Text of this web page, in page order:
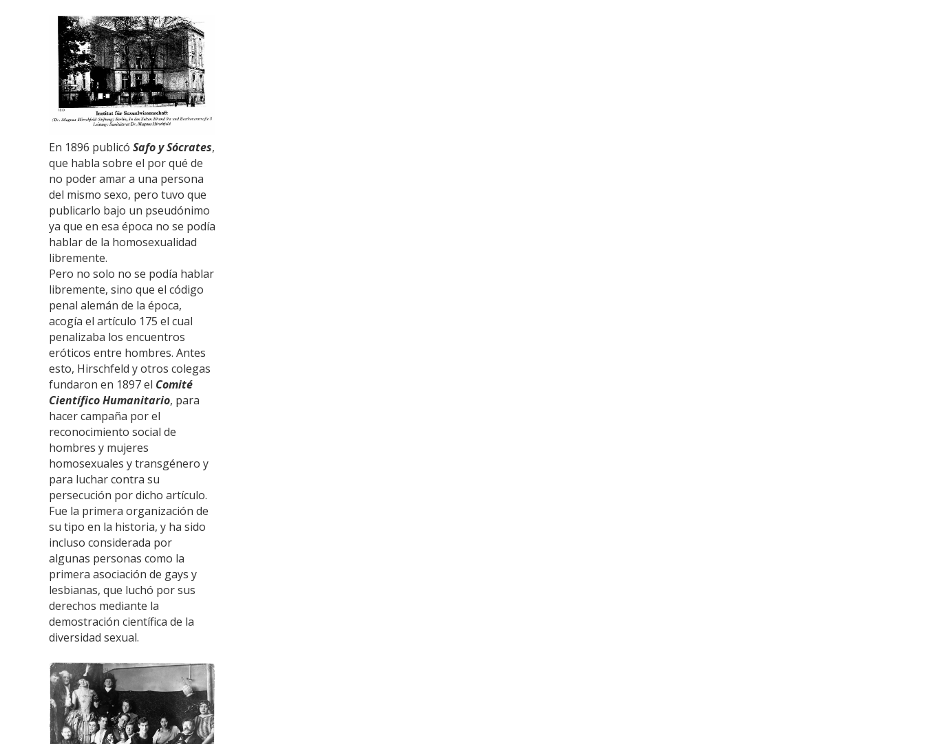
En 1896 publicó Safo y Sócrates,
que habla sobre el por qué de
no poder amar a una persona
del mismo sexo, pero tuvo que
publicarlo bajo un pseudónimo
ya que en esa época no se podía
hablar de la homosexualidad
libremente.
Pero no solo no se podía hablar
libremente, sino que el código
penal alemán de la época,
acogía el artículo 175 el cual
penalizaba los encuentros
eróticos entre hombres. Antes
esto, Hirschfeld y otros colegas
fundaron en 1897 el Comité
Científico Humanitario, para
hacer campaña por el
reconocimiento social de
hombres y mujeres
homosexuales y transgénero y
para luchar contra su
persecución por dicho artículo.
Fue la primera organización de
su tipo en la historia, y ha sido
incluso considerada por
algunas personas como la
primera asociación de gays y
lesbianas, que luchó por sus
derechos mediante la
demostración científica de la
diversidad sexual.